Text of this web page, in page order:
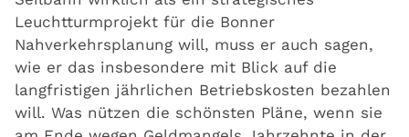
Leuchtturmprojekt für die Bonner
Nahverkehrsplanung will, muss er auch sagen,
wie er das insbesondere mit Blick auf die
langfristigen jährlichen Betriebskosten bezahlen
will. Was nützen die schönsten Pläne, wenn sie